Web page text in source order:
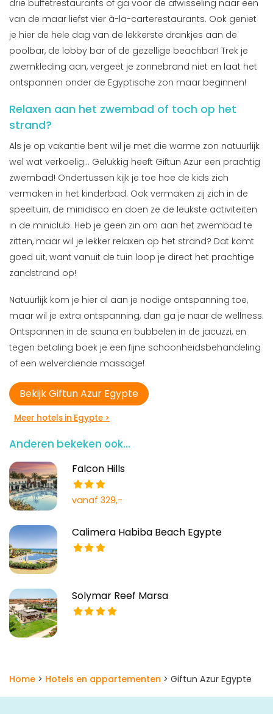
drie buffetrestaurants of ga voor de afwisseling naar een
van de maar liefst vier à-la-carterestaurants. Ook geniet
je hier de hele dag van de lekkerste drankjes aan de
poolbar, de lobby bar of de gezellige beachbar! Trek je
zwemkleding aan, vergeet je zonnebrand niet en laat het
ontspannen onder de Egyptische zon maar beginnen!
Relaxen aan het zwembad of toch op het
strand?
Als je op vakantie bent wil je met die warme zon natuurlijk
wel wat verkoelig... Gelukkig heeft Giftun Azur een prachtig
zwembad! Ondertussen kijk je toe hoe de kids zich
vermaken in het kinderbad. Ook vermaken zij zich in de
speeltuin, de minidisco en doen ze de leukste activiteiten
in de miniclub. Heb je geen zin om aan het zwembad te
zitten, maar wil je lekker relaxen op het strand? Dat komt
goed uit, want vanuit de tuin loop je direct het prachtige
zandstrand op!
Natuurlijk kom je hier al aan je nodige ontspanning toe,
maar wil je extra ontspanning, dan ga je naar de wellness.
Ontspannen in de sauna en bubbelen in de jacuzzi, en
tegen betaling boek je een fijne schoonheidsbehandeling
of een welverdiende massage!
Bekijk Giftun Azur Egypte
Meer hotels in Egypte >
Anderen bekeken ook...
Falcon Hills
vanaf 329,-
Calimera Habiba Beach Egypte
Solymar Reef Marsa
Home > Hotels en appartementen > Giftun Azur Egypte